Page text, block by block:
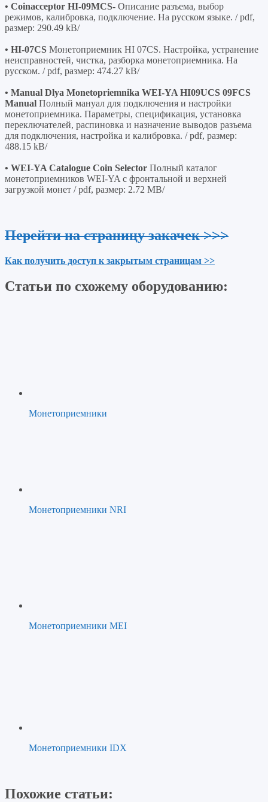
• Coinacceptor HI-09MCS- Описание разъема, выбор
режимов, калибровка, подключение. На русском языке. / pdf,
размер: 290.49 kB/
• HI-07CS Монетоприемник HI 07CS. Настройка, устранение
неисправностей, чистка, разборка монетоприемника. На
русском. / pdf, размер: 474.27 kB/
• Manual Dlya Monetopriemnika WEI-YA HI09UCS 09FCS
Manual Полный мануал для подключения и настройки
монетоприемника. Параметры, спецификация, установка
переключателей, распиновка и назначение выводов разъема
для подключения, настройка и калибровка. / pdf, размер:
488.15 kB/
• WEI-YA Catalogue Coin Selector Полный каталог
монетоприемников WEI-YA с фронтальной и верхней
загрузкой монет / pdf, размер: 2.72 MB/
Перейти на страницу закачек >>>
Как получить доступ к закрытым страницам >>
Статьи по схожему оборудованию:
Монетоприемники
Монетоприемники NRI
Монетоприемники MEI
Монетоприемники IDX
Похожие статьи: